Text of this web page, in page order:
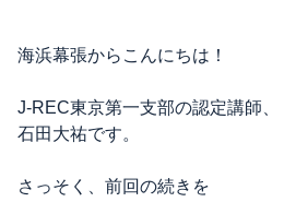
海浜幕張からこんにちは！
J-REC東京第一支部の認定講師、
石田大祐です。
さっそく、前回の続きを